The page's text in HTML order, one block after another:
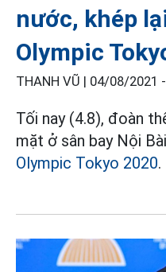
nước, khép
Olympic
THANH VŨ | 04/08/2021
Tối nay (4.8), đoàn
mặt ở sân bay Nội
Olympic Tokyo 2020.